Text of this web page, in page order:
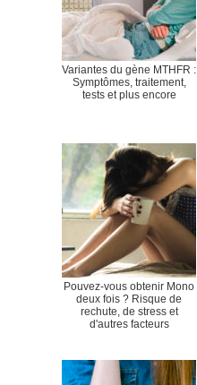
Variantes du gène MTHFR :
Symptômes, traitement,
tests et plus encore
Pouvez-vous obtenir Mono
deux fois ? Risque de
rechute, de stress et
d'autres facteurs